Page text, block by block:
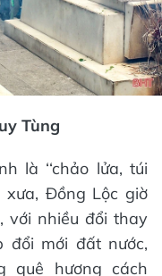
Tùng
là ‘‘chảo lửa, túi
xưa, Đồng Lộc giờ
với nhiều đổi thay
đổi mới đất nước,
quê hương cách